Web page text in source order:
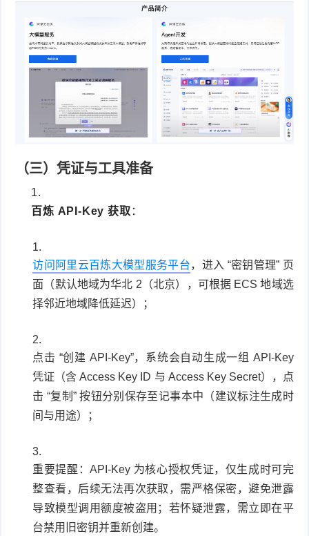
（三）凭证与工具准备
百炼 API-Key 获取 ：
访问阿里云百炼大模型服务平台，进入 “密钥管理” 页
面（默认地域为华北 2（北京），可根据 ECS 地域选
择邻近地域降低延迟）；
点击 “创建 API-Key”，系统会自动生成一组 API-Key
凭证（含 Access Key ID 与 Access Key Secret），点
击 “复制” 按钮分别保存至记事本中（建议标注生成时
间与用途）；
重要提醒：API-Key 为核心授权凭证，仅生成时可完
整查看，后续无法再次获取，需严格保密，避免泄露
导致模型调用额度被盗用；若怀疑泄露，需立即在平
台禁用旧密钥并重新创建。